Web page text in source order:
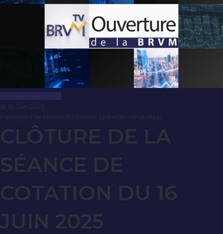
Clôture de Marché
CLÔTURE DE LA
SÉANCE DE
COTATION DU 16
JUIN 2025